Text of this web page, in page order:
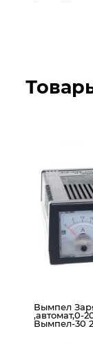
Вымпел
,автомат,0-
Вымпел-30